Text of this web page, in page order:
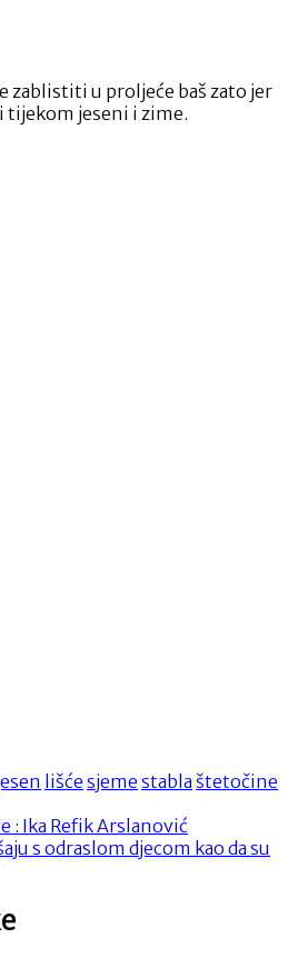
zablistiti u proljeće baš zato jer
jeseni i zime.
lišće sjeme stabla štetočine
: Ika Refik Arslanović
s odraslom djecom kao da su